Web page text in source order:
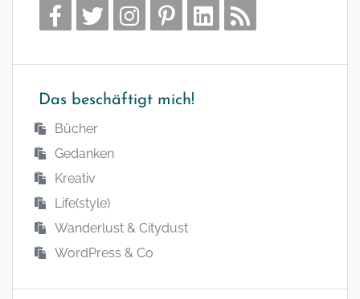
Das beschäftigt mich!
Bücher
Gedanken
Kreativ
Life(style)
Wanderlust & Citydust
WordPress & Co